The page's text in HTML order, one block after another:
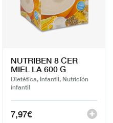
NUTRIBEN 8 CER
MIEL LA 600 G
Dietética, Infantil, Nutrición
infantil
7,97€